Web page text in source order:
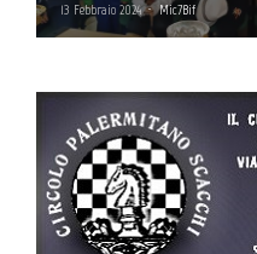
13 Febbraio 2024 Mic7Bif